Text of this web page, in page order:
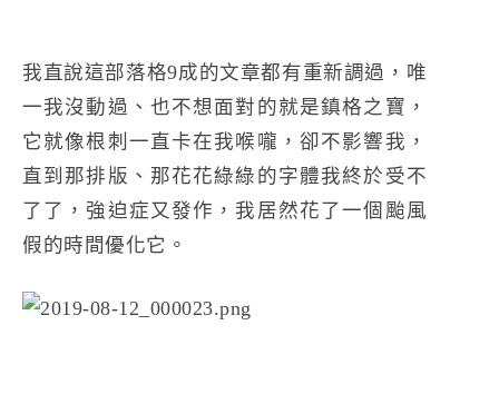
我直說這部落格9成的文章都有重新調過，唯
一我沒動過、也不想面對的就是鎮格之寶，
它就像根刺一直卡在我喉嚨，卻不影響我，
直到那排版、那花花綠綠的字體我終於受不
了了，強迫症又發作，我居然花了一個颱風
假的時間優化它。